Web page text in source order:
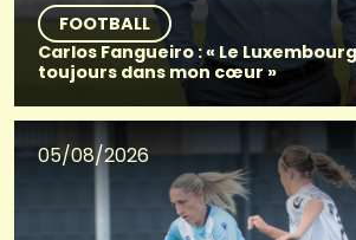
FOOTBALL
Carlos Fangueiro : « Le
toujours dans mon cœur »
05/08/2026